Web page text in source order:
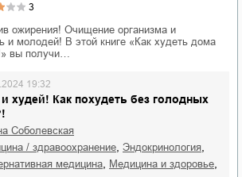
3
ожирения! Очищение организма и
и молодей! В этой книге «Как худеть дома
вы получи…
худей! Как похудеть без голодных
19:32
Соболевская
/ здравоохранение
эндокринология
медицина медицина и здоровье